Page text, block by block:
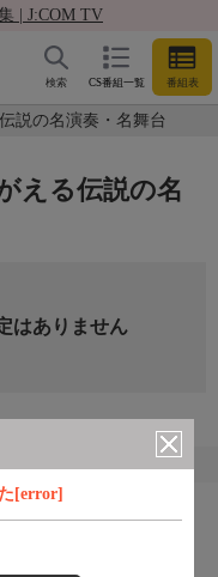
| J:COM TV
CS番組一覧 番組表
検索
説の名演奏・名舞台
[error]
える伝説の名
はありません